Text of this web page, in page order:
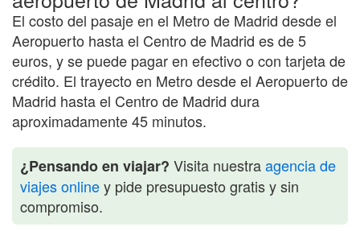
El costo del pasaje en el Metro de Madrid desde el
Aeropuerto hasta el Centro de Madrid es de 5
euros, y se puede pagar en efectivo o con tarjeta de
crédito. El trayecto en Metro desde el Aeropuerto de
Madrid hasta el Centro de Madrid dura
aproximadamente 45 minutos.
¿Pensando en viajar? Visita nuestraagencia de
viajes onliney pide presupuesto gratis y sin
compromiso.